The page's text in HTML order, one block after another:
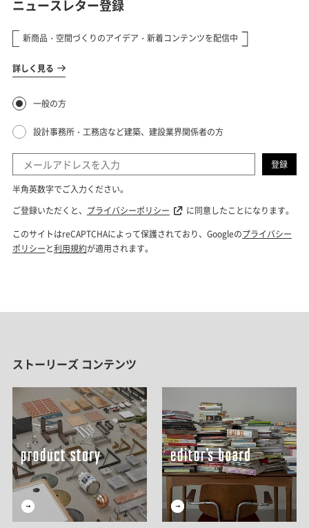
ストーリーズ コンテンツ